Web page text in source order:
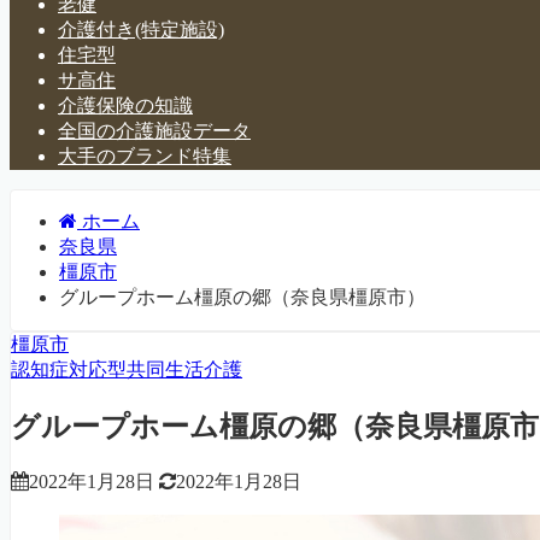
老健
介護付き(特定施設)
住宅型
サ高住
介護保険の知識
全国の介護施設データ
大手のブランド特集
ホーム
奈良県
橿原市
グループホーム橿原の郷（奈良県橿原市）
橿原市
認知症対応型共同生活介護
グループホーム橿原の郷（奈良県橿原
2022年1月28日 2022年1月28日